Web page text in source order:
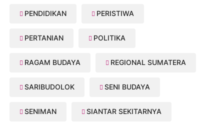
PENDIDIKAN PERISTIWA
PERTANIAN POLITIKA
RAGAM BUDAYA REGIONAL SUMATERA
SARIBUDOLOK SENI BUDAYA
SENIMAN SIANTAR SEKITARNYA